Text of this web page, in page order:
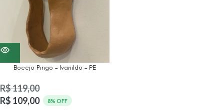
Bocejo Pingo – Ivanildo – PE
R$119,00
R$ 109,00 8% OFF